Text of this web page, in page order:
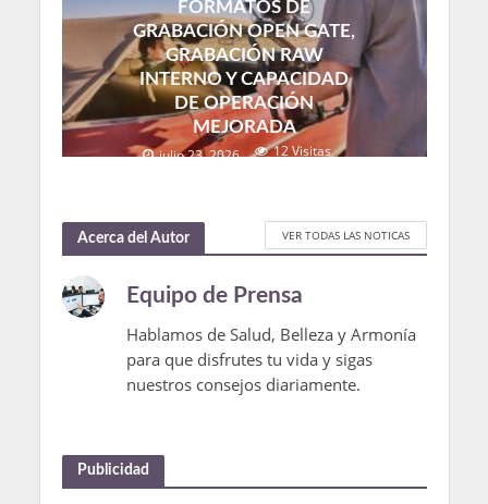
FORMATOS DE
GRABACIÓN OPEN GATE,
GRABACIÓN RAW
INTERNO Y CAPACIDAD
DE OPERACIÓN
MEJORADA
julio 23, 2026 12 Visitas
Acerca del Autor VER TODAS LAS NOTICAS
Equipo de Prensa
Hablamos de Salud, Belleza y Armonía
para que disfrutes tu vida y sigas
nuestros consejos diariamente.
Publicidad